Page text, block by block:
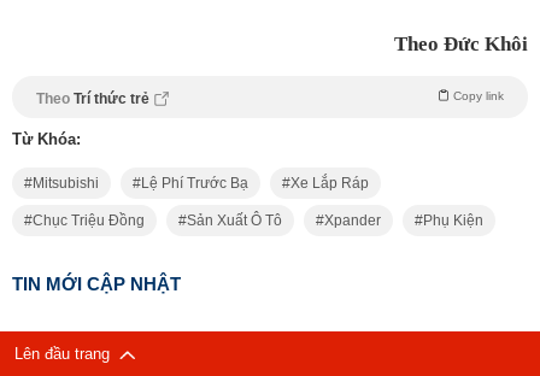
Theo Đức Khôi
Theo Trí thức trẻ Copy link
Từ Khóa:
Mitsubishi Lệ Phí Trước Bạ Xe Lắp Ráp
Chục Triệu Đồng Sản Xuất Ô Tô Xpander Phụ Kiện
TIN MỚI CẬP NHẬT
Lên đầu trang